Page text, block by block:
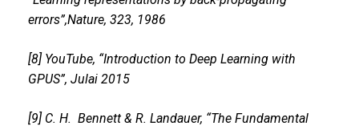
errors”,Nature, 323, 1986
[8] YouTube, “Introduction to Deep Learning with
GPUS”, Julai 2015
[9] C. H. Bennett & R. Landauer, “The Fundamental